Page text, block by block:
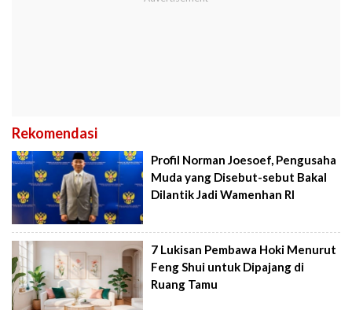
Rekomendasi
Profil Norman Joesoef, Pengusaha
Muda yang Disebut-sebut Bakal
Dilantik Jadi Wamenhan RI
7 Lukisan Pembawa Hoki Menurut
Feng Shui untuk Dipajang di
Ruang Tamu